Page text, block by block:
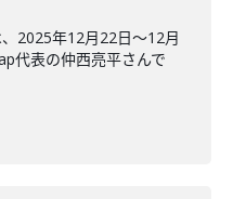
2025年12月22日〜12月
代表の仲西亮平さんで